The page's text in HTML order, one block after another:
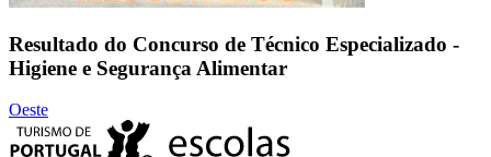
Resultado do Concurso de Técnico Especializado -
Higiene e Segurança Alimentar
Oeste